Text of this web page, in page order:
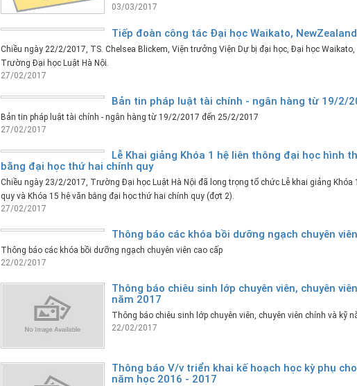
03/03/2017
Tiếp đoàn công tác Đại học Waikato, NewZealand
Chiều ngày 22/2/2017, TS. Chelsea Blickem, Viện trưởng Viện Dự bị đại học, Đại học
Trường Đại học Luật Hà Nội.
27/02/2017
Bản tin pháp luật tài chính - ngân hàng từ 19/2/
Bản tin pháp luật tài chính - ngân hàng từ 19/2/2017 đến 25/2/2017
27/02/2017
Lễ Khai giảng Khóa 1 hệ liên thông đại học hình
bằng đại học thứ hai chính quy
Chiều ngày 23/2/2017, Trường Đại học Luật Hà Nội đã long trọng tổ chức Lễ khai giảng Khóa
quy và Khóa 15 hệ văn bằng đại học thứ hai chính quy (đợt 2).
27/02/2017
Thông báo các khóa bồi dưỡng ngạch chuyên
Thông báo các khóa bồi dưỡng ngạch chuyên viên cao cấp
22/02/2017
Thông báo chiêu sinh lớp chuyên viên, chuyên
năm 2017
Thông báo chiêu sinh lớp chuyên viên, chuyên viên chính và kỹ
22/02/2017
Thông báo V/v triển khai kế hoạch học kỳ phụ
năm học 2016 - 2017